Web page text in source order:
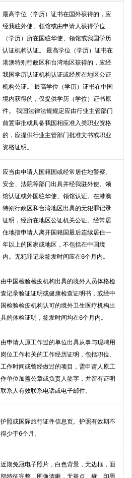
最高学位（学历）证书在国外获得的，应
经我驻外使、领馆或由申请人获得学位
（学历）所在国驻华使、领馆或我国学历
认证机构认证。 最高学位（学历）证书在
港澳特别行政区和台湾地区获得的，应经
我国学历认证机构认证或经所在地区公证
机构公证。 最高学位（学历）证书在中国
境内获得的，仅提供学历（学位）证书原
件。 我国法律法规规定应由行业主管部门
前置审批或具备我国相应准入类职业资格
的，应提供行业主管部门批准文书或职业
资格证明。
应当由申请人国籍国或经常居住地警察、
安全、法院等部门出具并经我驻外使、领
馆认证或外国驻华使、领馆认证。在港澳
特别行政区和台湾地区出具的无犯罪记录
证明，经所在地区公证机关公证。经常居
住地指申请人离开国籍国最后连续居住一
年以上的国家或地区，不包括在中国境
内。无犯罪记录签发时间应在6个月内。
由中国检验检疫机构出具的境外人员体格检
查记录验证证明或健康检查证明书，或经中
国检验检疫机构认可的境外卫生医疗机构出
具的体检证明，签发时间均在6个月内。
由申请人原工作过的单位出具从事与现聘用
岗位工作相关的工作经历证明，包括职位、
工作时间或曾经做过的项目，需申请人原工
作单位加盖公章或负责人签字，并留有证明
联系人有效联系电话或电子邮件。
护照或国际旅行证件信息页。护照有效期不
得少于6个月。
近期免冠电子照片，白色背景，无边框，面
部特征完整，图像清晰，无斑点、疵、印墨